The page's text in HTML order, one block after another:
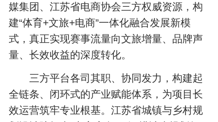
媒集团、江苏省电商协会三方权威资源，构
建“体育+文旅+电商”一体化融合发展新模
式，真正实现赛事流量向文旅增量、品牌声
量、长效收益的深度转化。
三方平台各司其职、协同发力，构建起
全链条、闭环式的产业赋能体系，为项目长
效运营筑牢专业根基。江苏省城镇与乡村规